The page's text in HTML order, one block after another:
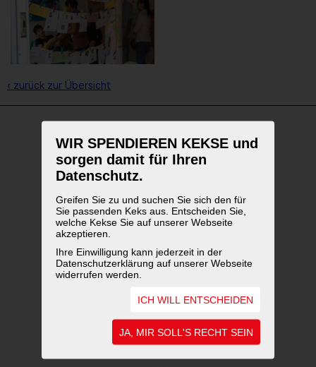
WIR SPENDIEREN KEKSE und
sorgen damit für Ihren
Datenschutz.
Greifen Sie zu und suchen Sie sich den für
Sie passenden Keks aus. Entscheiden Sie,
welche Kekse Sie auf unserer Webseite
akzeptieren.
Ihre Einwilligung kann jederzeit in der
Datenschutzerklärung auf unserer Webseite
widerrufen werden.
ICH WILL ENTSCHEIDEN
JA, MIR SOLL'S RECHT SEIN
‹ zurück zur Übersicht
WEITERFÜHRENDE LINKS